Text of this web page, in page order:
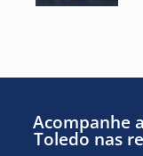
Acompanhe
Toledo nas